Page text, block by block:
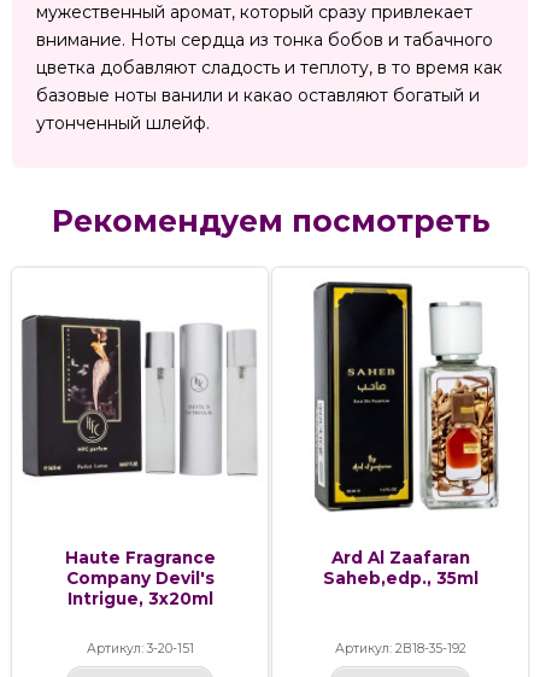
мужественный аромат, который сразу привлекает
внимание. Ноты сердца из тонка бобов и табачного
цветка добавляют сладость и теплоту, в то время как
базовые ноты ванили и какао оставляют богатый и
утонченный шлейф.
Рекомендуем посмотреть
Haute Fragrance
Company Devil's
Intrigue, 3х20ml
Артикул: 3-20-151
Ard Al Zaafaran
Saheb,edp., 35ml
Артикул: 2В18-35-192